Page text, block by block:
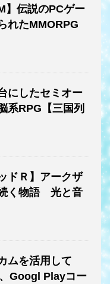
】伝説のPCゲー
れたMMORPG
にしたセミオー
系RPG【三国列
ドＲ】アークザ
く物語 光と音
ムを活用して
Googl Playコー